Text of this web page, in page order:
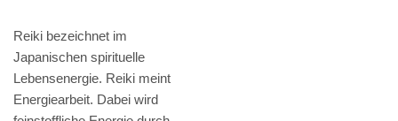
Reiki bezeichnet im
Japanischen spirituelle
Lebensenergie. Reiki meint
Energiearbeit. Dabei wird